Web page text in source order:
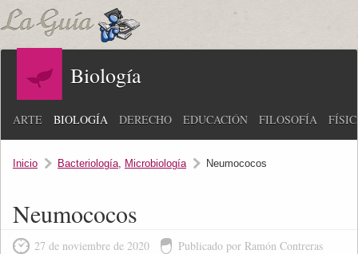
Biología
ARTE BIOLOGÍA DERECHO EDUCACIÓN FILOSOFÍA
Inicio Bacteriología, Microbiología Neumococos
Neumococos
27 de noviembre de 2020 Publicado por Ramón Contreras